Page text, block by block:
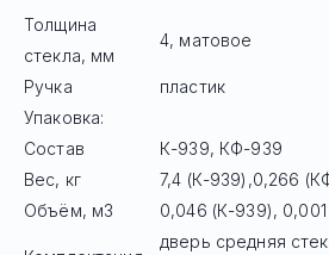
Толщина
стекла, мм
4, матовое
Ручка
пластик
Упаковка:
Состав
К-939, КФ-939
Вес, кг
7,4 (К-939),0,266
Объём, м3
0,046 (К-939),
дверь средняя